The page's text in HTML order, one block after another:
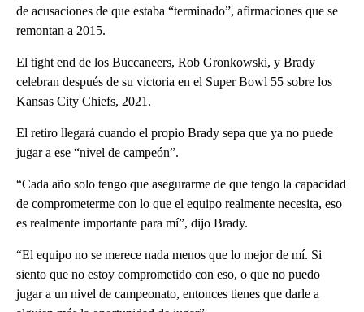
de acusaciones de que estaba “terminado”, afirmaciones que se
remontan a 2015.
El tight end de los Buccaneers, Rob Gronkowski, y Brady
celebran después de su victoria en el Super Bowl 55 sobre los
Kansas City Chiefs, 2021.
El retiro llegará cuando el propio Brady sepa que ya no puede
jugar a ese “nivel de campeón”.
“Cada año solo tengo que asegurarme de que tengo la capacidad
de comprometerme con lo que el equipo realmente necesita, eso
es realmente importante para mí”, dijo Brady.
“El equipo no se merece nada menos que lo mejor de mí. Si
siento que no estoy comprometido con eso, o que no puedo
jugar a un nivel de campeonato, entonces tienes que darle a